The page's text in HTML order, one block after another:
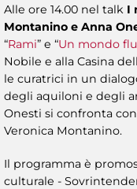
Alle ore 14.00 nel talk I
Montanino e Anna
“Rami” e “Un mondo
Nobile e alla Casina
le curatrici in un
degli aquiloni e degli
Onesti si confronta
Veronica Montanino.
Il programma è
culturale -